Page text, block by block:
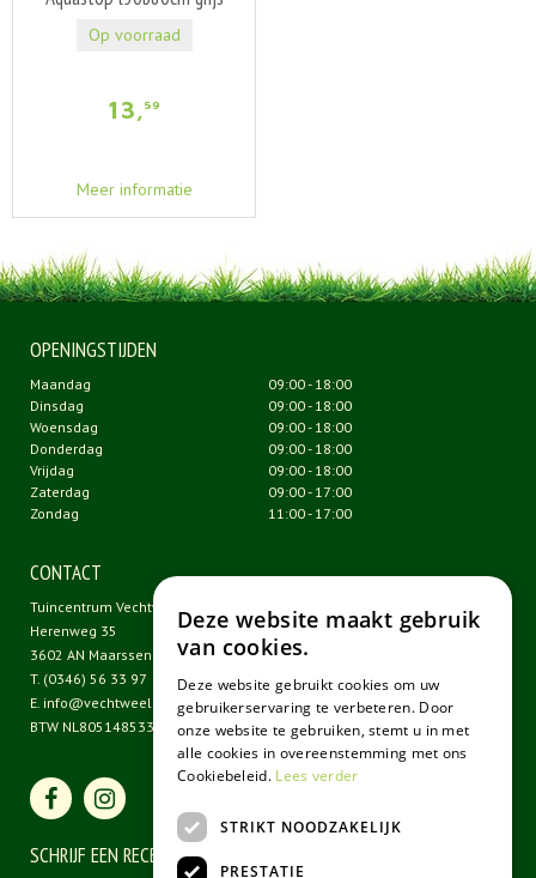
13,59
Meer informatie
Op voorraad
OPENINGSTIJDEN
Maandag
09:00 - 18:00
Dinsdag
09:00 - 18:00
Woensdag
09:00 - 18:00
Donderdag
09:00 - 18:00
Vrijdag
09:00 - 18:00
Zaterdag
09:00 - 17:00
Zondag
11:00 - 17:00
CONTACT
Tuincentrum Vechtweelde
Herenweg 35
3602 AN Maarssen
T. (0346) 56 33 97
E. info@vechtweelde.nl
BTW NL805148533B01
SCHRIJF EEN RECENSIE
Deze website maakt gebruik
van cookies.
Deze website gebruikt cookies om uw
gebruikerservaring te verbeteren. Door
onze website te gebruiken, stemt u in met
alle cookies in overeenstemming met ons
Cookiebeleid. Lees verder
STRIKT NOODZAKELIJK
PRESTATIE